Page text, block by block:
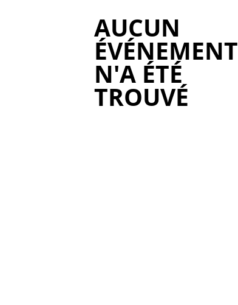
AUCUN
ÉVÉNEMENT
N'A ÉTÉ
TROUVÉ